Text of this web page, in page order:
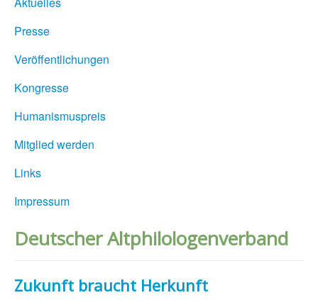
Presse
Veröffentlichungen
Kongresse
Humanismuspreis
Mitglied werden
Links
Impressum
Deutscher Altphilologenverband
Zukunft braucht Herkunft